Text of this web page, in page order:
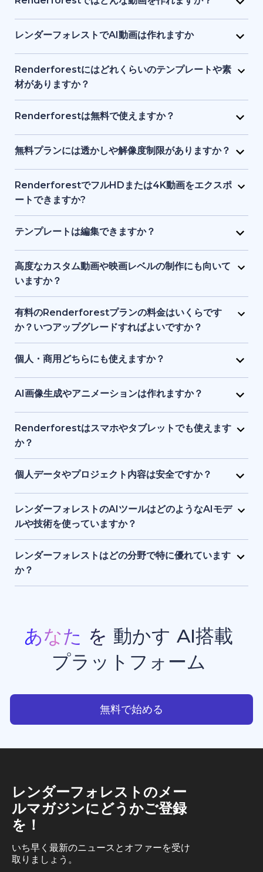
います。
デアを入力するだけで、プラットフォーム側がビジュ
アル、タイミング、構成を処理します。デザインや動
画制作の事前知識は必要ありません。
Renderforest は、マーケティング動画、解説動画、
プレゼン資料、イントロ動画、教育用コンテンツ、
ト、ストック映像、AI 生成画像やアニメーションな
ど、目的に応じてアニメーション動画・実写動画のど
ちらも制作できます。
レンダーフォレストでAI動画は作れますか
はい。Renderforest の生成系AIは、テキストやアイ
デアをフル動画に変換します。AI生成アニメーショ
ン、ストック素材シーン、AI生成画像などを使った動
Renderforestにはどれくらいのテンプレートや素
材がありますか？
Renderforest には数千点におよぶ事前デザイン済み
動画テンプレートと、豊富なストック動画、画像、音
随時追加されるため、常に最新かつプロ品質の素材を
利用できます。
Renderforestは無料で使えますか？
はい。Renderforestには無料プランがあり、基本的な
テンプレートやツールにアクセスできます。ただし、
無料プランには透かしや解像度制限がありますか？
はい。無料プランで作成した動画にはRenderforestの
透かしが入り、標準解像度での書き出しとなります。
有料プランでは透かしが削除され、フルHDや4Kなど
RenderforestでフルHDまたは4K動画をエクスポ
ートできますか?
はい。有料プランでフルHDや4Kエクスポートが可能
です。無料プランでは透かし付き、標準画質になりま
テンプレートは編集できますか？
はい。すべてのテンプレートは、テキスト、カラー、
ロゴ、音楽、その他の素材で自由に編集できます。ブ
ランドアイデンティティやプロジェクトに合わせた調
高度なカスタム動画や映画レベルの制作にも向いて
いますか？
Renderforest は、構造化されたセミカスタム動画に
最適で、フルスケールのシネマティック制作向けでは
ありません。プロ品質の制作を簡素化しますが、ハイ
ダクションツールの完全な代替とはなりません。
有料のRenderforestプランの料金はいくらです
か？いつアップグレードすればよいですか？
有料プランは手頃な月額料金から利用でき、料金は動
画の長さ、書き出し品質、ストレージ容量で変動しま
テンプレート利用や制作自由度が必要な場合にアップ
グレードが適しています。
個人・商用どちらにも使えますか？
はい。個人プロジェクト、クライアント案件、ビジネ
ス用途の動画やビジュアル、ウェブサイト制作に利用
AI画像生成やアニメーションは作れますか？
はい。AI画像ジェネレーターで、テキストの指示や参
考画像からユニークなビジュアルを作成できます。生
成した画像を短いアニメーションにすることも可能で
Renderforestはスマホやタブレットでも使えます
か？
はい。Renderforestアプリは Android と iOS の両方
でダウンロードでき、またはブラウザでウエブ版を利
いるため、いつでもどこでも制作・編集が可能です。
個人データやプロジェクト内容は安全ですか？
もちろんです。Renderforestは安全なデータ暗号化と
クラウド保護基準を採用しており、個人情報とプロジ
ェクトを安全に守ります。ファイルはプライベートな
です。
レンダーフォレストのAIツールはどのようなAIモデ
ルや技術を使っていますか？
レンダーフォレストは、独自開発のAIエンジンに加
え、Sora 2、Google Veo 3.1、Kling 3.0 Omni、
Seedance 2.0、Pixverse V6、Nano Banana Pro、
性のある動画生成・画像生成・アニメーション制作・
ウエブサイト制作を実現しています。
レンダーフォレストはどの分野で特に優れています
か？
レンダーフォレストは、現在利用できる中でもトップ
などの豊富なテンプレートを備えており、クリエイタ
ー、ビジネスオーナー、マーケターが、スタジオ品質
のプロフェッショナルな動画コンテンツを手軽に制作
できる点で高く評価されています。
あなた を 動かす AI搭載
プラットフォーム
無料で始める
レンダーフォレストのメー
ルマガジンにどうかご登録
を！
いち早く最新のニュースとオファーを受け
取りましょう。